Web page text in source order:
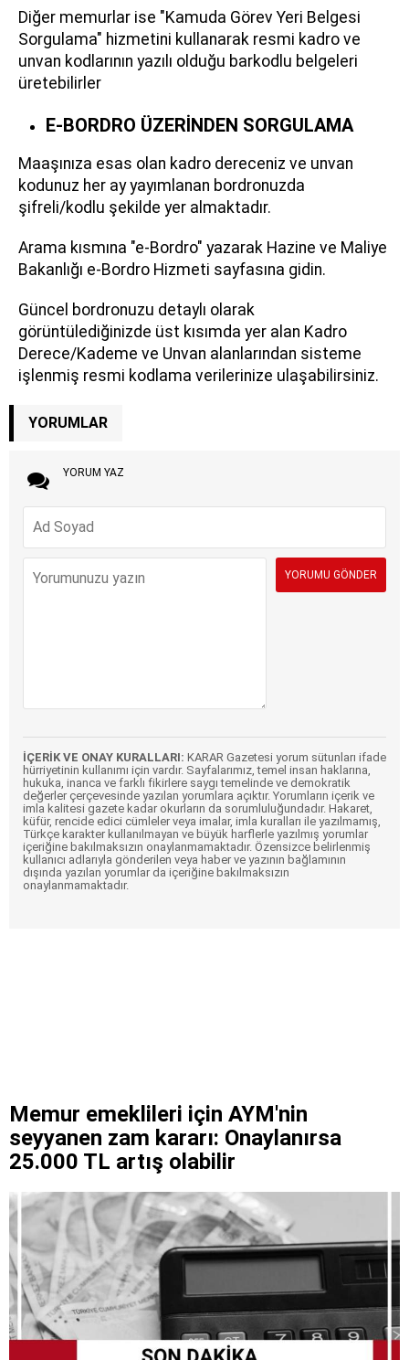
Diğer memurlar ise "Kamuda Görev Yeri Belgesi
Sorgulama" hizmetini kullanarak resmi kadro ve
unvan kodlarının yazılı olduğu barkodlu belgeleri
üretebilirler
E-BORDRO ÜZERİNDEN SORGULAMA
Maaşınıza esas olan kadro dereceniz ve unvan
kodunuz her ay yayımlanan bordronuzda
şifreli/kodlu şekilde yer almaktadır.
Arama kısmına "e-Bordro" yazarak Hazine ve Maliye
Bakanlığı e-Bordro Hizmeti sayfasına gidin.
Güncel bordronuzu detaylı olarak
görüntülediğinizde üst kısımda yer alan Kadro
Derece/Kademe ve Unvan alanlarından sisteme
işlenmiş resmi kodlama verilerinize ulaşabilirsiniz.
YORUMLAR
YORUM YAZ
İÇERİK VE ONAY KURALLARI: KARAR Gazetesi yorum sütunları ifade
hürriyetinin kullanımı için vardır. Sayfalarımız, temel insan haklarına,
hukuka, inanca ve farklı fikirlere saygı temelinde ve demokratik
değerler çerçevesinde yazılan yorumlara açıktır. Yorumların içerik ve
imla kalitesi gazete kadar okurların da sorumluluğundadır. Hakaret,
küfür, rencide edici cümleler veya imalar, imla kuralları ile yazılmamış,
Türkçe karakter kullanılmayan ve büyük harflerle yazılmış yorumlar
içeriğine bakılmaksızın onaylanmamaktadır. Özensizce belirlenmiş
kullanıcı adlarıyla gönderilen veya haber ve yazının bağlamının
dışında yazılan yorumlar da içeriğine bakılmaksızın
onaylanmamaktadır.
Memur emeklileri için AYM'nin
seyyanen zam kararı: Onaylanırsa
25.000 TL artış olabilir